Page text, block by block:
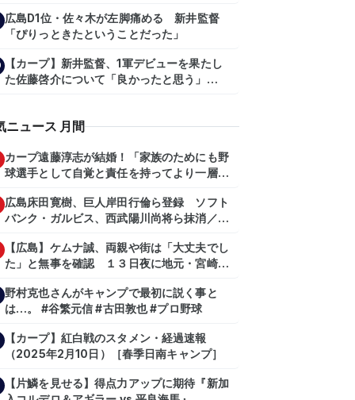
広島D1位・佐々木が左脚痛める 新井監督
「ぴりっときたということだった」
【カープ】新井監督、1軍デビューを果たし
た佐藤啓介について「良かったと思う」
ニュース 月間
カープ遠藤淳志が結婚！「家族のためにも野
球選手として自覚と責任を持ってより一層頑
広島床田寛樹、巨人岸田行倫ら登録 ソフト
バンク・ガルビス、西武陽川尚将ら抹消／２
【広島】ケムナ誠、両親や街は「大丈夫でし
た」と無事を確認 １３日夜に地元・宮崎県
野村克也さんがキャンプで最初に説く事と
は…。 #谷繁元信 #古田敦也 #プロ野球
【カープ】紅白戦のスタメン・経過速報
（2025年2月10日）［春季日南キャンプ］
【片鱗を見せる】得点力アップに期待『新加